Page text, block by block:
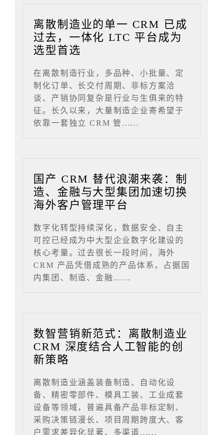
离散制造业的单一 CRM 已成
过去，一体化 LTC 平台成为
选型首选
在离散制造行业，多品种、小批量、定
制化订单、长交付周期、非标方案洽
谈、产销协同复杂是行业与生俱来的特
征。长久以来，大量制造企业寄希望于
依靠一套独立 CRM 管......
国产 CRM 替代浪潮来袭：制
造、金融与大型集团加速切换
海外客户管理平台
数字化转型持续深化，数据安全、自主
可控已经成为中大型企业数字化建设的
核心考量。过去很长一段时间，海外
CRM 产品凭借成熟的产品体系，占据国
内集团、制造、金融......
数智营销新范式：离散制造业
CRM 深度结合人工智能的创
新策略
离散制造业涵盖装备制造、自动化设
备、精密零部件、模具工装、工业成套
设备等领域，普遍具备产品非标定制、
采购决策链漫长、项目周期跨度大、客
户需求差异化显著、多渠道......